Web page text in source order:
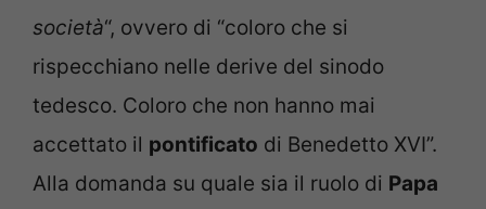
società“, ovvero di “coloro che si
rispecchiano nelle derive del sinodo
tedesco. Coloro che non hanno mai
accettato il pontificato di Benedetto XVI”.
Alla domanda su quale sia il ruolo di Papa